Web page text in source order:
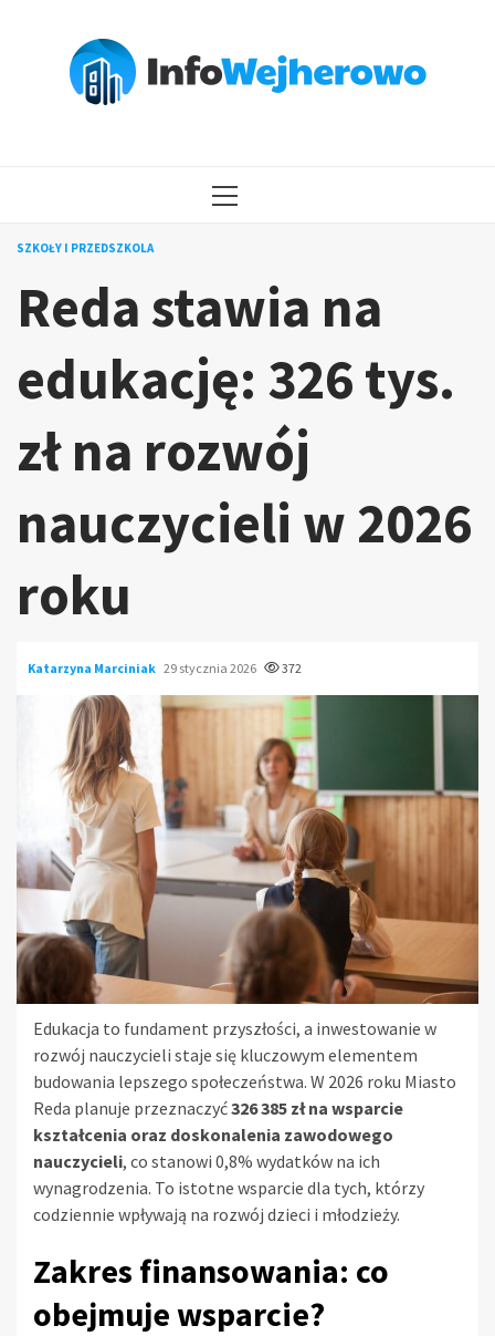
MENU
SZKOŁY I PRZEDSZKOLA
Reda stawia na
edukację: 326 tys.
zł na rozwój
nauczycieli w 2026
roku
Katarzyna Marciniak 29 stycznia 2026 372
Edukacja to fundament przyszłości, a inwestowanie w
rozwój nauczycieli staje się kluczowym elementem
budowania lepszego społeczeństwa. W 2026 roku Miasto
Reda planuje przeznaczyć326 385 zł na wsparcie
kształcenia oraz doskonalenia zawodowego
nauczycieli, co stanowi 0,8% wydatków na ich
wynagrodzenia. To istotne wsparcie dla tych, którzy
codziennie wpływają na rozwój dzieci i młodzieży.
Zakres finansowania: co
obejmuje wsparcie?